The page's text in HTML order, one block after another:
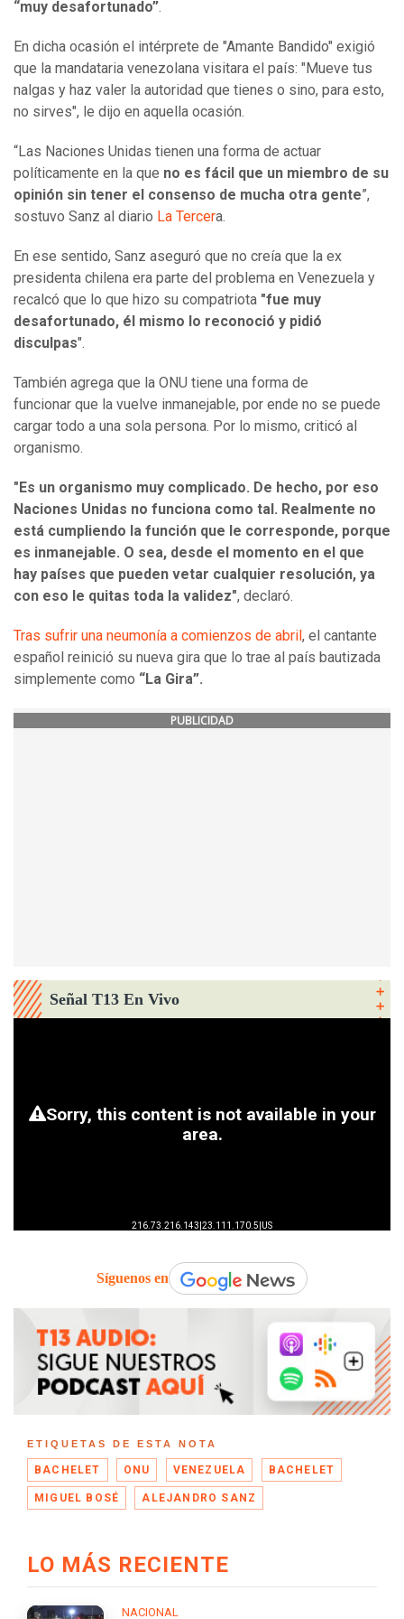
“muy desafortunado”.
En dicha ocasión el intérprete de "Amante Bandido" exigió
que la mandataria venezolana visitara el país: "Mueve tus
nalgas y haz valer la autoridad que tienes o sino, para esto,
no sirves", le dijo en aquella ocasión.
“Las Naciones Unidas tienen una forma de actuar
políticamente en la que no es fácil que un miembro de su
opinión sin tener el consenso de mucha otra gente”,
sostuvo Sanz al diario La Tercera.
En ese sentido, Sanz aseguró que no creía que la ex
presidenta chilena era parte del problema en Venezuela y
recalcó que lo que hizo su compatriota "fue muy
desafortunado, él mismo lo reconoció y pidió
disculpas".
También agrega que la ONU tiene una forma de
funcionar que la vuelve inmanejable, por ende no se puede
cargar todo a una sola persona. Por lo mismo, criticó al
organismo.
"Es un organismo muy complicado. De hecho, por eso
Naciones Unidas no funciona como tal. Realmente no
está cumpliendo la función que le corresponde, porque
es inmanejable. O sea, desde el momento en el que
hay países que pueden vetar cualquier resolución, ya
con eso le quitas toda la validez", declaró.
Tras sufrir una neumonía a comienzos de abril , el cantante
español reinició su nueva gira que lo trae al país bautizada
simplemente como “La Gira”.
PUBLICIDAD
Señal T13 En Vivo
Síguenos en
ETIQUETAS DE ESTA NOTA
BACHELET ONU VENEZUELA BACHELET
MIGUEL BOSÉ ALEJANDRO SANZ
LO MÁS RECIENTE
NACIONAL